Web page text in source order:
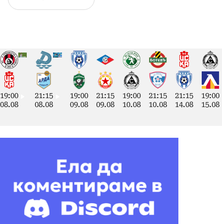
19:00
08.08
21:15
08.08
19:00
09.08
21:15
09.08
19:00
10.08
21:15
10.08
21:15
14.08
19:00
15.08